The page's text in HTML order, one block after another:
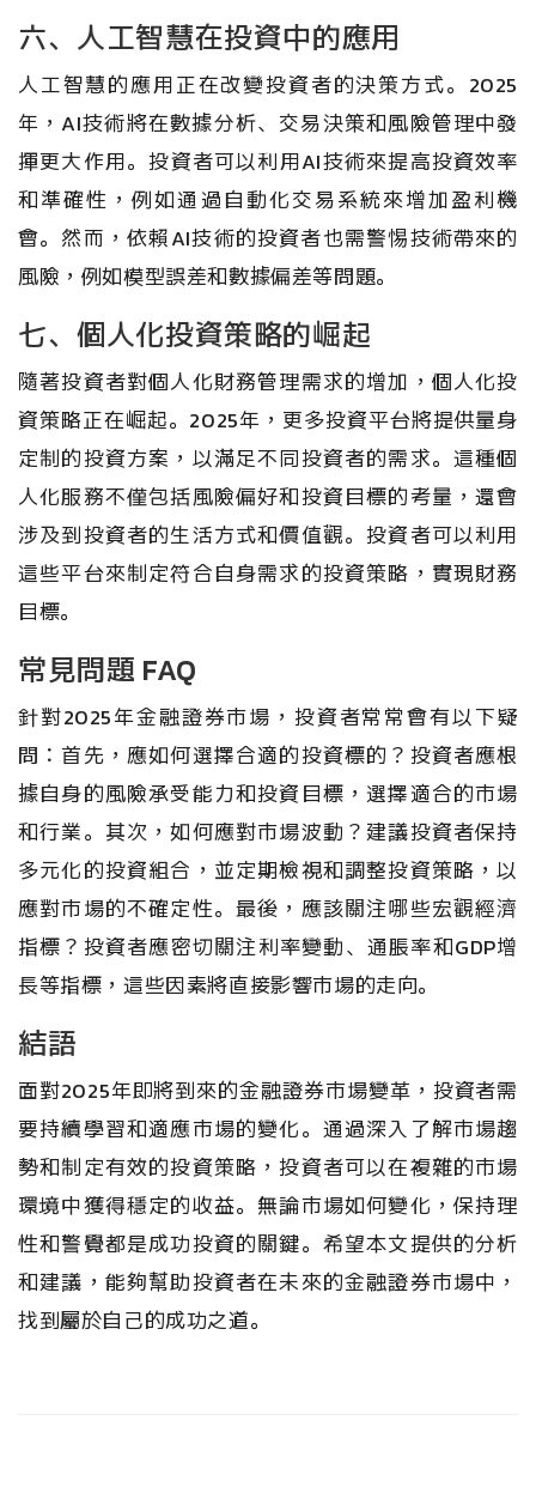
六、人工智慧在投資中的應用
人工智慧的應用正在改變投資者的決策方式。2025
年，AI技術將在數據分析、交易決策和風險管理中發
揮更大作用。投資者可以利用AI技術來提高投資效率
和準確性，例如通過自動化交易系統來增加盈利機
會。然而，依賴AI技術的投資者也需警惕技術帶來的
風險，例如模型誤差和數據偏差等問題。
七、個人化投資策略的崛起
隨著投資者對個人化財務管理需求的增加，個人化投
資策略正在崛起。2025年，更多投資平台將提供量身
定制的投資方案，以滿足不同投資者的需求。這種個
人化服務不僅包括風險偏好和投資目標的考量，還會
涉及到投資者的生活方式和價值觀。投資者可以利用
這些平台來制定符合自身需求的投資策略，實現財務
目標。
常見問題 FAQ
針對2025年金融證券市場，投資者常常會有以下疑
問：首先，應如何選擇合適的投資標的？投資者應根
據自身的風險承受能力和投資目標，選擇適合的市場
和行業。其次，如何應對市場波動？建議投資者保持
多元化的投資組合，並定期檢視和調整投資策略，以
應對市場的不確定性。最後，應該關注哪些宏觀經濟
指標？投資者應密切關注利率變動、通脹率和GDP增
長等指標，這些因素將直接影響市場的走向。
結語
面對2025年即將到來的金融證券市場變革，投資者需
要持續學習和適應市場的變化。通過深入了解市場趨
勢和制定有效的投資策略，投資者可以在複雜的市場
環境中獲得穩定的收益。無論市場如何變化，保持理
性和警覺都是成功投資的關鍵。希望本文提供的分析
和建議，能夠幫助投資者在未來的金融證券市場中，
找到屬於自己的成功之道。